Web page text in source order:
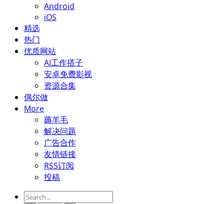
Android
iOS
精选
热门
优质网站
AI工作搭子
安卓免费影视
资源合集
偶尔做
More
薅羊毛
解决问题
广告合作
友情链接
RSS订阅
投稿